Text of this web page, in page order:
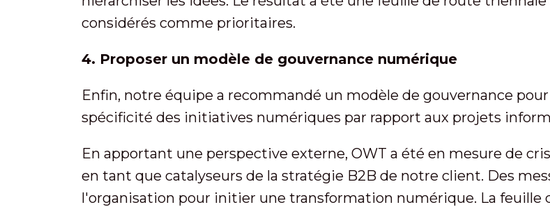
considérés comme prioritaires.
4. Proposer un modèle de gouvernance numérique
Enfin, notre équipe a recommandé un modèle de gouvernance
spécificité des initiatives numériques par rapport aux projets
En apportant une perspective externe, OWT a été en mesure de
en tant que catalyseurs de la stratégie B2B de notre client. Des
l'organisation pour initier une transformation numérique. La feuille